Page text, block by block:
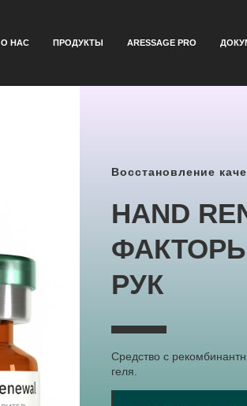
О НАС ПРОДУКТЫ ARESSAGE PRO
Восстановление
HAND
РУК
Средство с
геля.